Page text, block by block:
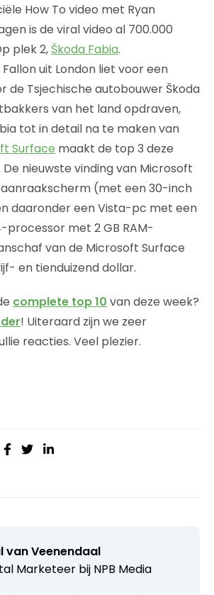
How To video met Ryan
is de viral video al 700.000
plek 2, Škoda Fabia.
uit London liet voor een
de Tsjechische autobouwer Škoda
van het land opdraven,
tot in detail na te maken van
Surface maakt de top 3 deze
nieuwste vinding van Microsoft
(met een 30-inch
daaronder een Vista-pc met een
processor met 2 GB RAM-
van de Microsoft Surface
en tienduizend dollar.
complete top 10 van deze week?
! Uiteraard zijn we zeer
reacties. Veel plezier.
van Veenendaal
Marketeer bij NPB Media